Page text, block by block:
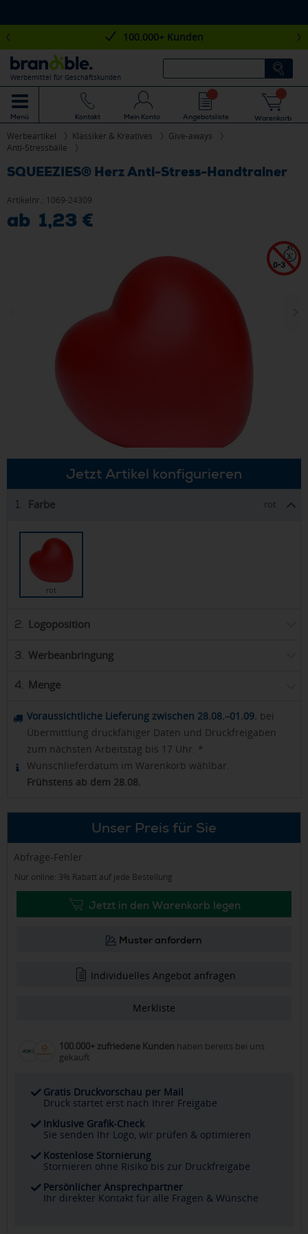
100.000+ Kunden
Werbemittel für Geschäftskunden
Menü Kontakt Mein Konto Angebotsliste Warenkorb
Werbeartikel Klassiker & Kreatives
Give-aways
Anti-Stressbälle
SQUEEZIES® Herz Anti-Stress-Handtrainer
Artikelnr.: 1069-24309
ab 1,23 €
Jetzt Artikel konfigurieren
1. Farbe rot
rot
2. Logoposition
3. Werbeanbringung
4. Menge
Voraussichtliche Lieferung zwischen 28.08.–01.09. bei
Übermittlung druckfähiger Daten und Druckfreigaben
zum nächsten Arbeitstag bis 17 Uhr. *
Wunschlieferdatum im Warenkorb wählbar.
Frühstens ab dem 28.08.
Unser Preis für Sie
Abfrage-Fehler
Nur online: 3% Rabatt auf jede Bestellung
Jetzt in den Warenkorb legen
Muster anfordern
Individuelles Angebot anfragen
Merkliste
100.000+ zufriedene Kunden haben bereits bei uns
gekauft
Gratis Druckvorschau per Mail
Druck startet erst nach Ihrer Freigabe
Inklusive Grafik-Check
Sie senden Ihr Logo, wir prüfen & optimieren
Kostenlose Stornierung
Stornieren ohne Risiko bis zur Druckfreigabe
Persönlicher Ansprechpartner
Ihr direkter Kontakt für alle Fragen & Wünsche